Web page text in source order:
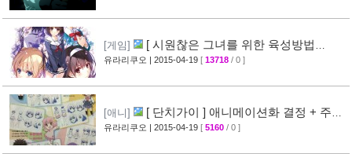
[게임]
[ 시원찮은 그녀를 위한 육성방법
blessing flowers ] 캐릭터 소개 영상 공개
유라리쿠오 | 2015-04-19 [ 13718 / 0 ]
[애니]
[ 단치가이 ] 애니메이션화 결정 + 주요
성우진 공개 [27]
유라리쿠오 | 2015-04-19 [ 5160 / 0 ]